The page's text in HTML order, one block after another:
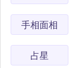
手相面相
占星